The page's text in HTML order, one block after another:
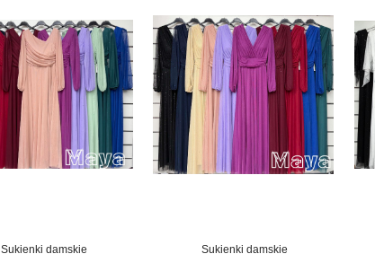
Sukienki damskie
Sukienki damskie